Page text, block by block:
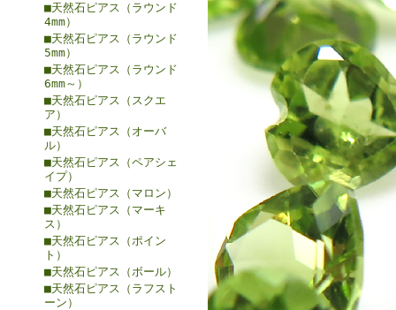
■天然石ピアス（ラウンド
4mm）
■天然石ピアス（ラウンド
5mm）
■天然石ピアス（ラウンド
6mm～）
■天然石ピアス（スクエ
ア）
■天然石ピアス（オーバ
ル）
■天然石ピアス（ペアシェ
イプ）
■天然石ピアス（マロン）
■天然石ピアス（マーキ
ス）
■天然石ピアス（ポイン
ト）
■天然石ピアス（ボール）
■天然石ピアス（ラフスト
ーン）